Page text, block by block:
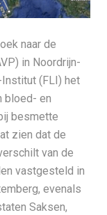
naar de
in Noordrijn-
(FLI) het
bloed- en
besmette
zien dat de
van de
vastgesteld in
evenals
Saksen,